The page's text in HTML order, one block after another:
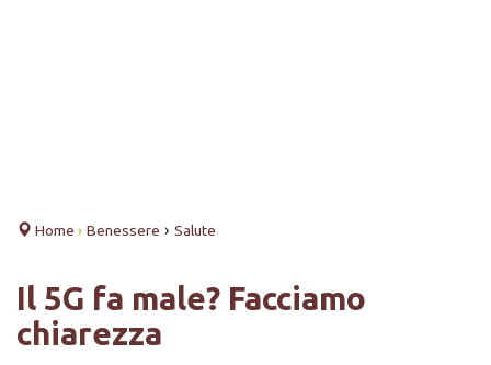
Home › Benessere › Salute
Il 5G fa male? Facciamo
chiarezza